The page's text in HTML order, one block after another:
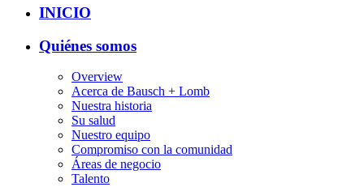
INICIO
Quiénes somos
Overview
Acerca de Bausch + Lomb
Nuestra historia
Su salud
Nuestro equipo
Compromiso con la comunidad
Áreas de negocio
Talento